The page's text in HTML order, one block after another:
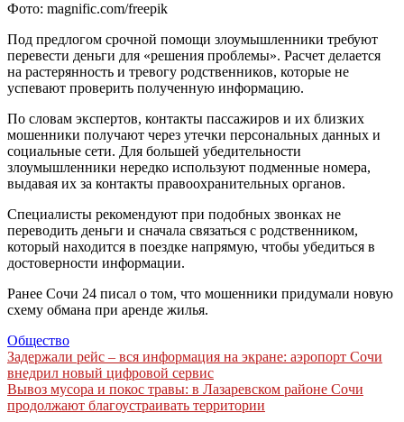
Фото: magnific.com/freepik
Под предлогом срочной помощи злоумышленники требуют
перевести деньги для «решения проблемы». Расчет делается
на растерянность и тревогу родственников, которые не
успевают проверить полученную информацию.
По словам экспертов, контакты пассажиров и их близких
мошенники получают через утечки персональных данных и
социальные сети. Для большей убедительности
злоумышленники нередко используют подменные номера,
выдавая их за контакты правоохранительных органов.
Специалисты рекомендуют при подобных звонках не
переводить деньги и сначала связаться с родственником,
который находится в поездке напрямую, чтобы убедиться в
достоверности информации.
Ранее Сочи 24 писал о том, что мошенники придумали новую
схему обмана при аренде жилья.
Общество
Навигация
по
записям
Задержали рейс – вся информация на экране: аэропорт Сочи
внедрил новый цифровой сервис
Вывоз мусора и покос травы: в Лазаревском районе Сочи
продолжают благоустраивать территории